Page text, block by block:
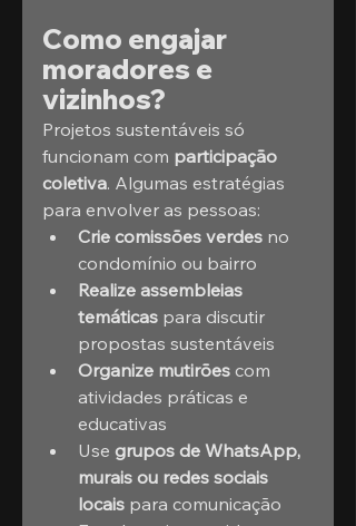
Como engajar
moradores e
vizinhos?
Projetos sustentáveis só
funcionam com participação
coletiva. Algumas estratégias
para envolver as pessoas:
Crie comissões verdes no
condomínio ou bairro
Realize assembleias
temáticas para discutir
propostas sustentáveis
Organize mutirões com
atividades práticas e
educativas
Use grupos de WhatsApp,
murais ou redes sociais
locais para comunicação